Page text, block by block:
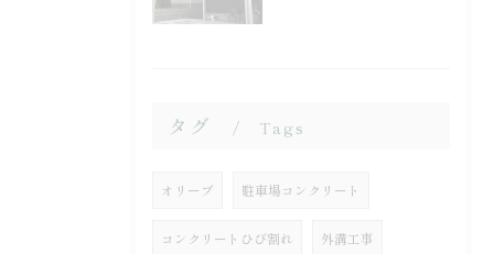
タグ Tags
オリーブ 駐車場コンクリート
コンクリートひび割れ 外溝工事